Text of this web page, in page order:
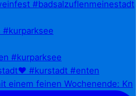
einem feinen Wochenende: Kn